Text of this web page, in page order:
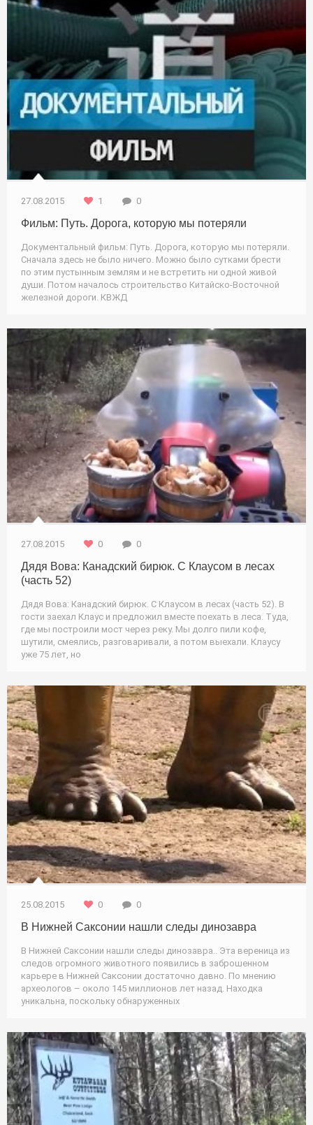
27.08.2015 1 0
Фильм: Путь. Дорога, которую мы потеряли
Документальный фильм: Путь. Дорога, которую мы потеряли.
Сначала здесь не было ничего. Можно было сутками брести
по этим пустынным землям и не встретить ни одной живой
души. Потом началось строительство Китайско-Восточной
железной дороги. КВЖД
27.08.2015 0 0
Дядя Вова: Канадский бирюк. С Клаусом в лесах
(часть 52)
Дядя Вова: Канадский бирюк. С Клаусом в лесах (часть 52). В
гости заехал Клаус и предложил вместе поехать в леса. Туда,
где мы построили мост через реку. Мы долго пили кофе,
шутили, смеялись, разговаривали, а потом выехали. Клаусу
уже 75 лет, но
25.08.2015 0 0
В Нижней Саксонии нашли следы динозавра
В Нижней Саксонии нашли следы динозавра.. Эта вереница из
следов огромного животного появились в заброшенном
карьере в Нижней Саксонии достаточно давно. По мнению
археологов – около 145 миллионов лет назад. Находка
уникальна, поскольку обнаруженных